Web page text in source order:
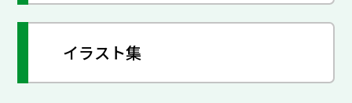
イラスト集